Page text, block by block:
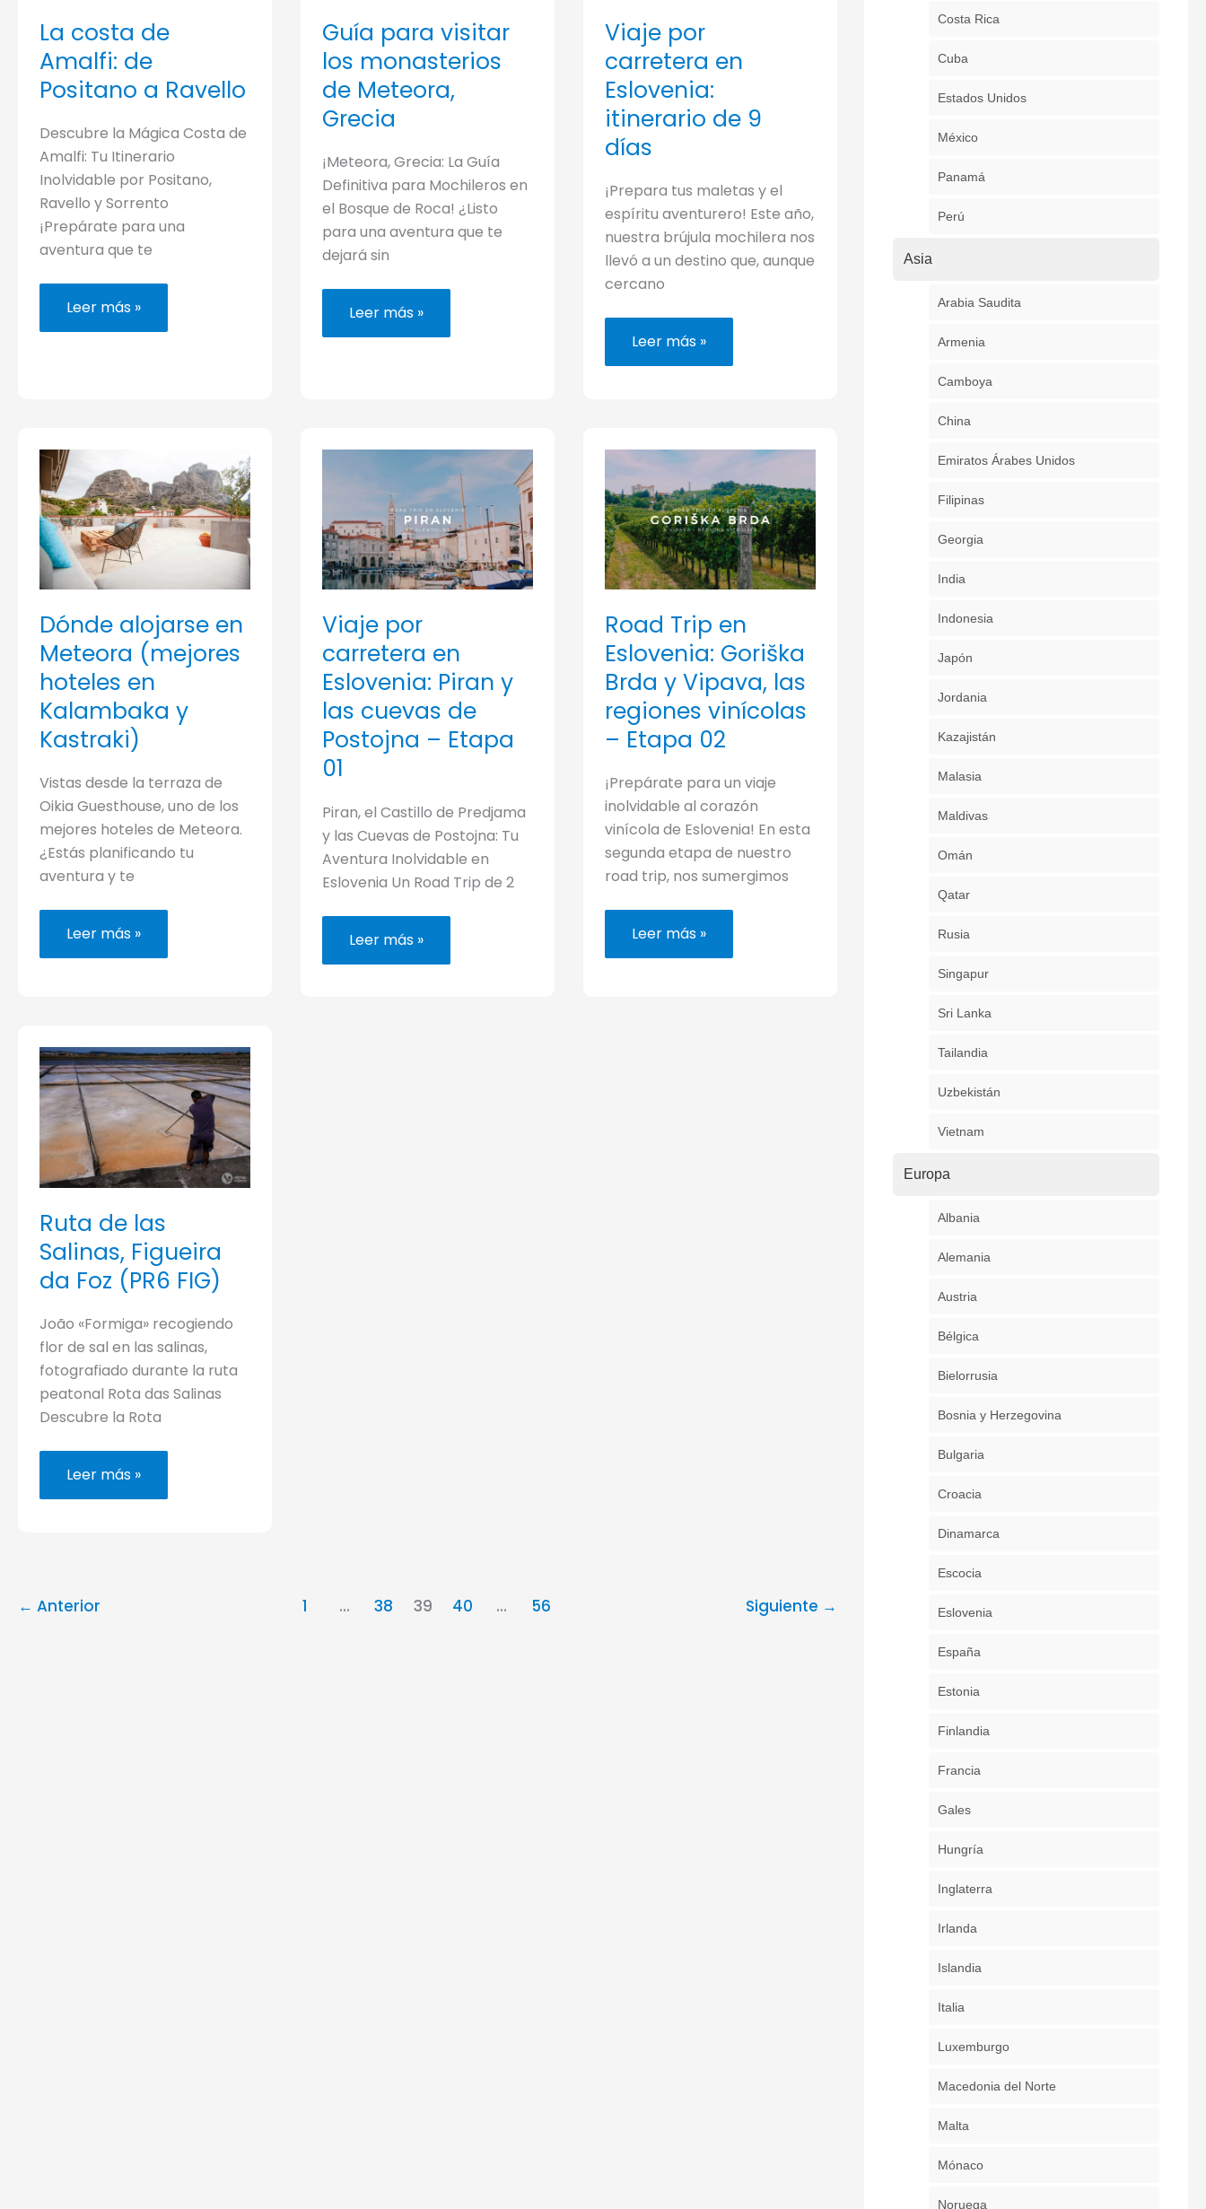
La costa de
Amalfi: de
Positano a Ravello
Descubre la Mágica Costa de
Amalfi: Tu Itinerario
Inolvidable por Positano,
Ravello y Sorrento
¡Prepárate para una
aventura que te
La
de
Leer más »
Guía para visitar
los monasterios
de Meteora,
Grecia
¡Meteora, Grecia: La Guía
Definitiva para Mochileros en
el Bosque de Roca! ¿Listo
para una aventura que te
dejará sin
Guía
visitar
Leer más »
Viaje por
carretera en
Eslovenia:
itinerario de 9
días
¡Prepara tus maletas y el
espíritu aventurero! Este año,
nuestra brújula mochilera nos
llevó a un destino que, aunque
cercano
Viaje
carretera
días
Leer más »
Dónde alojarse en
Meteora (mejores
hoteles en
Kalambaka y
Kastraki)
Vistas desde la terraza de
Oikia Guesthouse, uno de los
mejores hoteles de Meteora.
¿Estás planificando tu
aventura y te
Dónde
en
y
Kastraki)
Leer más »
Viaje por
carretera en
Eslovenia: Piran y
las cuevas de
Postojna – Etapa
01
Piran, el Castillo de Predjama
y las Cuevas de Postojna: Tu
Aventura Inolvidable en
Eslovenia Un Road Trip de 2
Viaje
carretera
Leer más »
Road Trip en
Eslovenia: Goriška
Brda y Vipava, las
regiones vinícolas
– Etapa 02
¡Prepárate para un viaje
inolvidable al corazón
vinícola de Eslovenia! En esta
segunda etapa de nuestro
road trip, nos sumergimos
Road
en
Leer más »
Ruta de las
Salinas, Figueira
da Foz (PR6 FIG)
João «Formiga» recogiendo
flor de sal en las salinas,
fotografiado durante la ruta
peatonal Rota das Salinas
Descubre la Rota
Ruta
las
Leer más »
← Anterior 1 … 38 39 40 … 56 Siguiente →
Costa Rica
Cuba
Estados Unidos
México
Panamá
Perú
Asia
Arabia Saudita
Armenia
Camboya
China
Emiratos Árabes Unidos
Filipinas
Georgia
India
Indonesia
Japón
Jordania
Kazajistán
Malasia
Maldivas
Omán
Qatar
Rusia
Singapur
Sri Lanka
Tailandia
Uzbekistán
Vietnam
Europa
Albania
Alemania
Austria
Bélgica
Bielorrusia
Bosnia y Herzegovina
Bulgaria
Croacia
Dinamarca
Escocia
Eslovenia
España
Estonia
Finlandia
Francia
Gales
Hungría
Inglaterra
Irlanda
Islandia
Italia
Luxemburgo
Macedonia del Norte
Malta
Mónaco
Noruega